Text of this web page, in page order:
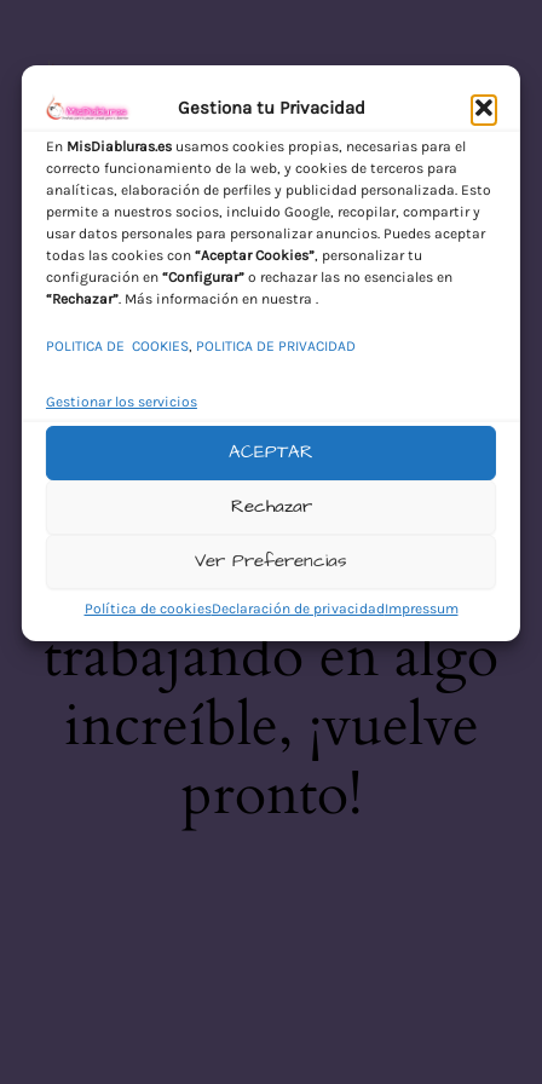
Gestiona tu Privacidad
En MisDiabluras.esusamos cookies propias, necesarias para el
correcto funcionamiento de la web, y cookies de terceros para
analíticas, elaboración de perfiles y publicidad personalizada. Esto
permite a nuestros socios, incluido Google, recopilar, compartir y
usar datos personales para personalizar anuncios. Puedes aceptar
todas las cookies con “Aceptar Cookies”, personalizar tu
configuración en “Configurar”o rechazar las no esenciales en
“Rechazar”. Más información en nuestra .
POLITICA DE COOKIES, POLITICA DE PRIVACIDAD
Gestionar los servicios
ACEPTAR
Rechazar
Ver Preferencias
Política de cookiesDeclaración de privacidadImpressum
MisDiabluras | Sexshop Online con Envío
Discreto en España
Acceder
¡Disculpa este
desastre! Estamos
trabajando en algo
increíble, ¡vuelve
pronto!